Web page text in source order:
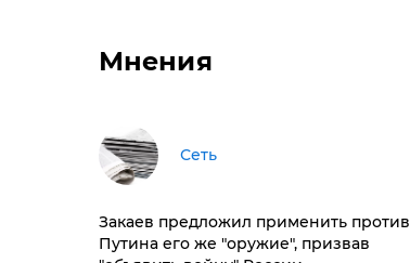
Мнения
Сеть
Закаев предложил применить против
Путина его же "оружие", призвав